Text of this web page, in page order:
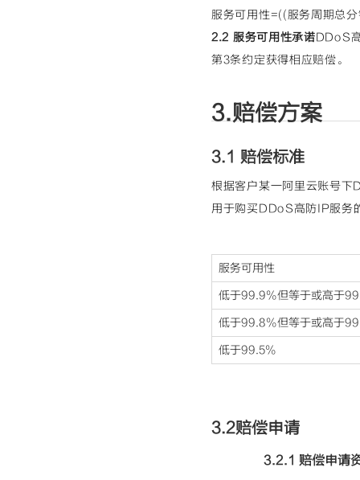
服务可用性=((服务周期总
2.2 服务可用性承诺DDoS
第3条约定获得相应赔偿。
3.赔偿方案
3.1 赔偿标准
根据客户某一阿里云账号下
用于购买DDoS高防IP服务
服务可用性
低于99.9%但等于或高于
低于99.8%但等于或高于
低于99.5%
3.2赔偿申请
3.2.1 赔偿申请